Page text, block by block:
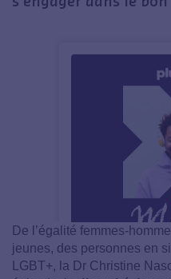
De l’égalité femmes-
jeunes, des personnes en
LGBT+, la Dr Christine